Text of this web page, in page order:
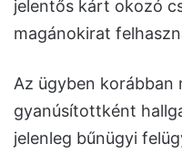
jelentős kárt okozó
magánokirat
Az ügyben korábban
gyanúsítottként
jelenleg bűnügyi